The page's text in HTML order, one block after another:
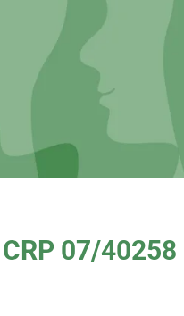
07/40258